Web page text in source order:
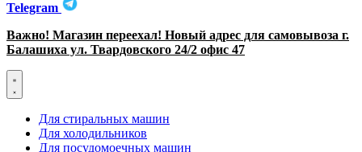
Telegram
Важно! Магазин переехал! Новый адрес для самовывоза г.
Балашиха ул. Твардовского 24/2 офис 47
Для стиральных машин
Для холодильников
Для посудомоечных машин